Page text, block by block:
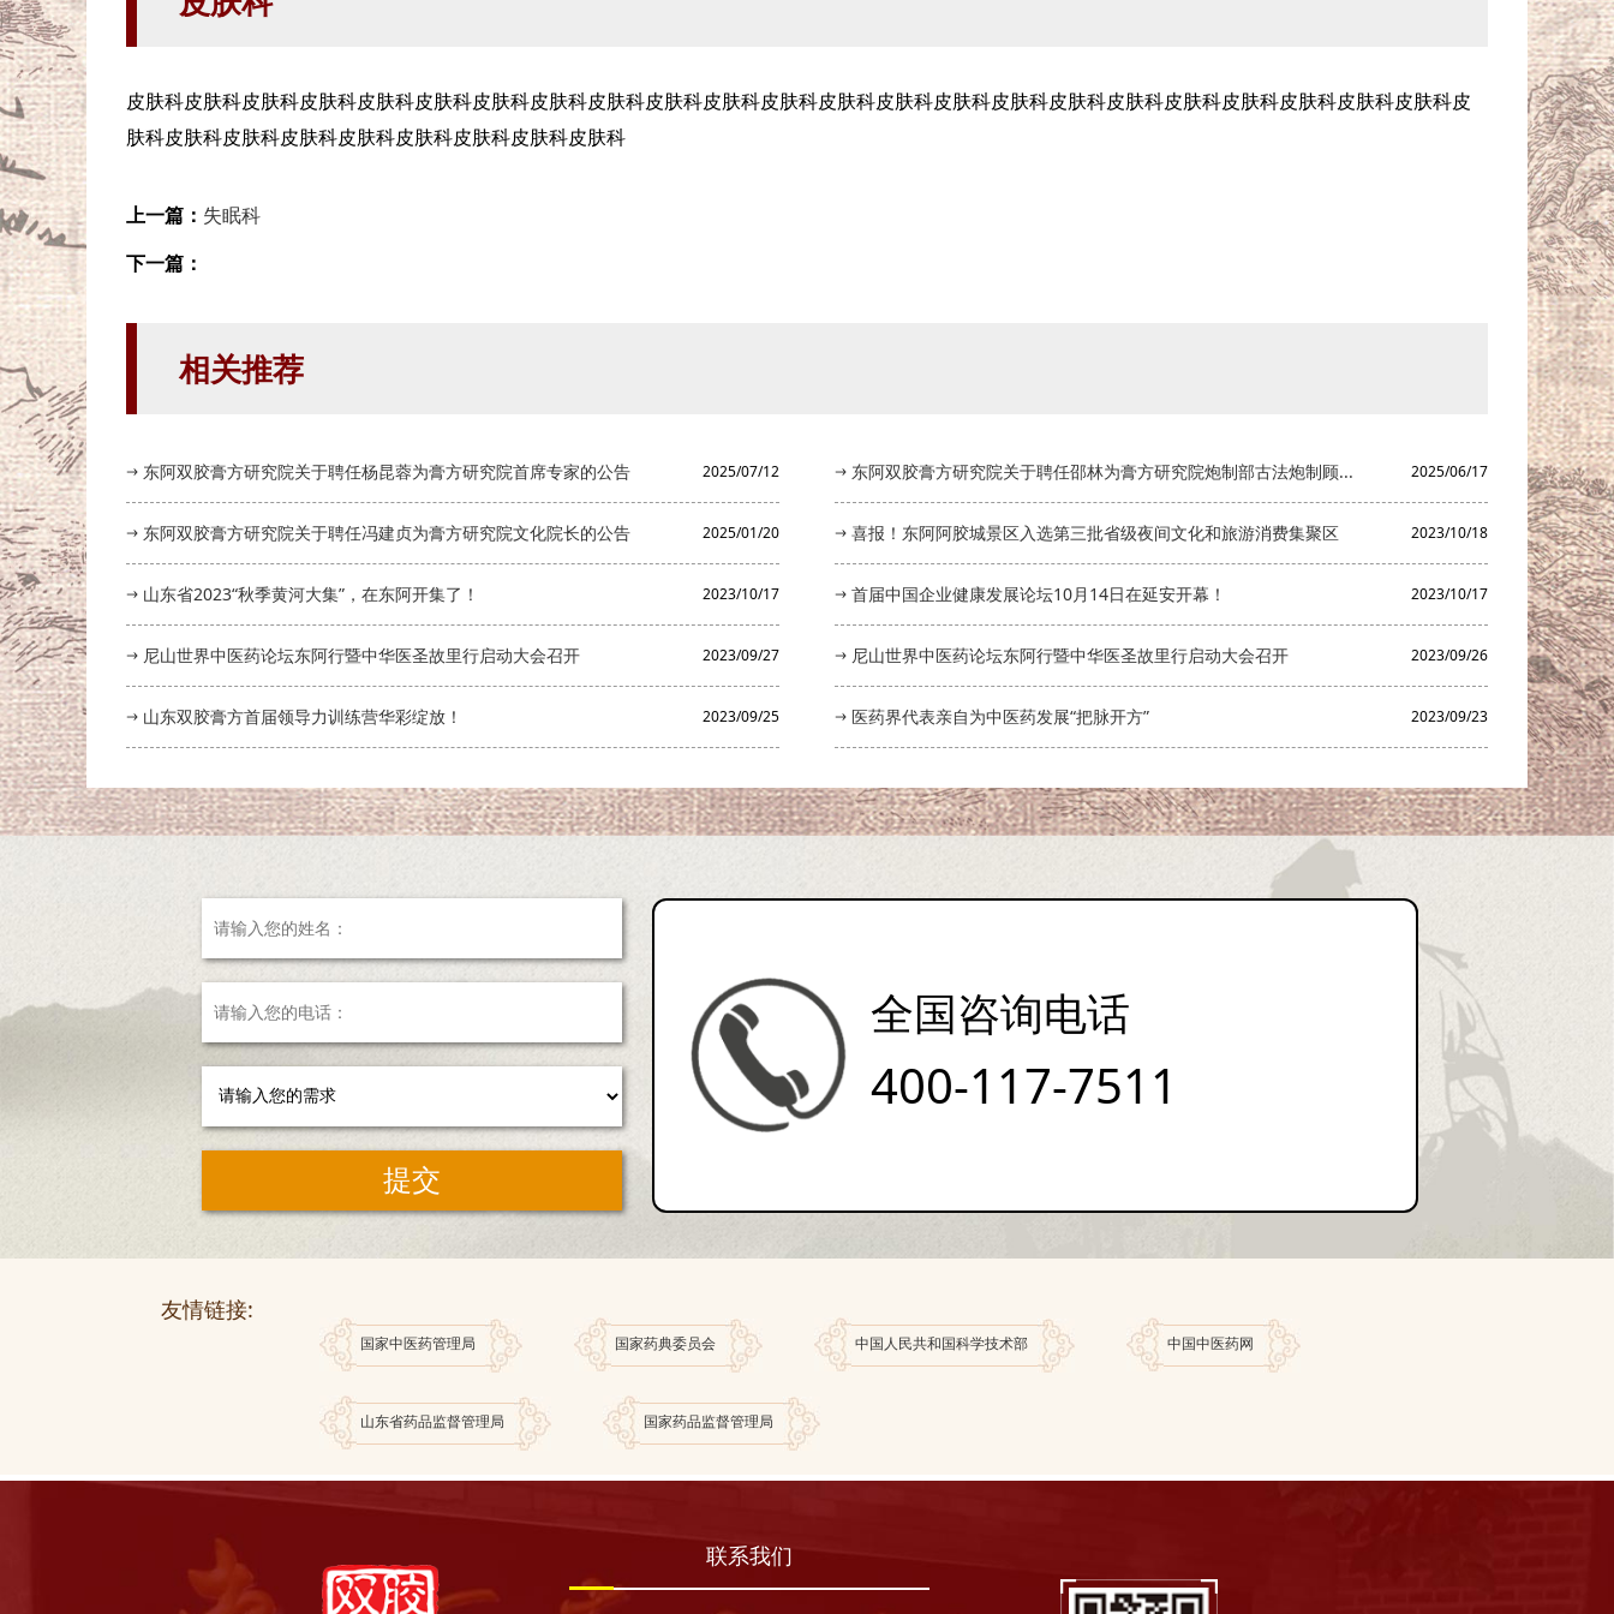
皮肤科皮肤科皮肤科皮肤科皮肤科皮肤科皮肤科皮肤科皮肤科皮肤科皮肤科皮肤科皮肤科皮肤科皮肤科皮肤科皮肤科皮肤科皮肤科皮肤科皮肤科皮肤科皮肤科皮
肤科皮肤科皮肤科皮肤科皮肤科皮肤科皮肤科皮肤科皮肤科
上一篇： 失眠科
下一篇：
相关推荐
东阿双胶膏方研究院关于聘任杨昆蓉为膏方研究院首席专家的公告 2025/07/12 东阿双胶膏方研究院关于聘任邵林为膏方研究院炮制部古法炮制顾... 2025/06/17
东阿双胶膏方研究院关于聘任冯建贞为膏方研究院文化院长的公告 2025/01/20 喜报！东阿阿胶城景区入选第三批省级夜间文化和旅游消费集聚区 2023/10/18
山东省2023“秋季黄河大集”，在东阿开集了！ 2023/10/17 首届中国企业健康发展论坛10月14日在延安开幕！ 2023/10/17
尼山世界中医药论坛东阿行暨中华医圣故里行启动大会召开 2023/09/27 尼山世界中医药论坛东阿行暨中华医圣故里行启动大会召开 2023/09/26
山东双胶膏方首届领导力训练营华彩绽放！ 2023/09/25 医药界代表亲自为中医药发展“把脉开方” 2023/09/23
全国咨询电话
400-117-7511
友情链接:
国家中医药管理局 国家药典委员会 中国人民共和国科学技术部 中国中医药网
山东省药品监督管理局 国家药品监督管理局
联系我们